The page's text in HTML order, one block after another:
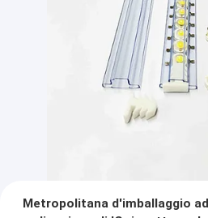
Metropolitana d'imballaggio